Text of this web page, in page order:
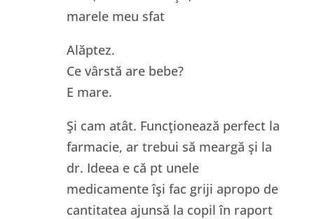
marele meu sfat
Alăptez.
Ce vârstă are bebe?
E mare.
Şi cam atât. Funcţionează perfect la
farmacie, ar trebui să meargă şi la
dr. Ideea e că pt unele
medicamente îşi fac griji apropo de
cantitatea ajunsă la copil în raport